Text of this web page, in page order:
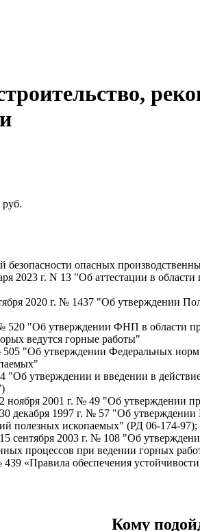
руб.
опасных
2023 г. N 13 "Об аттестации в
2020 г. № 1437 "Об утверждении
№ 520 "Об утверждении ФНП в области
ведутся горные работы"
505 "Об утверждении Федеральных
"Об утверждении и введении в
ноября 2001 г. № 49 "Об утверждении
30 декабря 1997 г. № 57 "Об
полезных ископаемых" (РД 06-174-97);
сентября 2003 г. № 108 "Об
процессов при ведении горных
«Правила обеспечения
​Кому